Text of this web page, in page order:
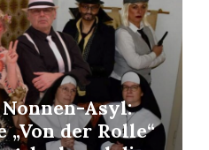
Asyl:
der Rolle“